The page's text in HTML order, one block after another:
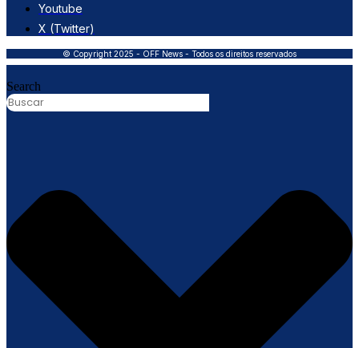
Youtube
X (Twitter)
© Copyright 2025 - OFF News - Todos os direitos reservados
Search